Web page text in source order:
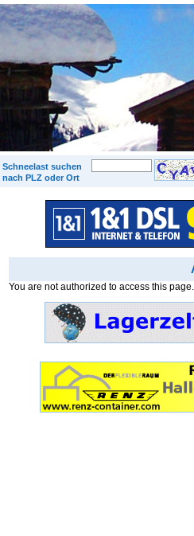
You are not authorized to access this page.
Schneelast suchen
nach PLZ oder Ort
©